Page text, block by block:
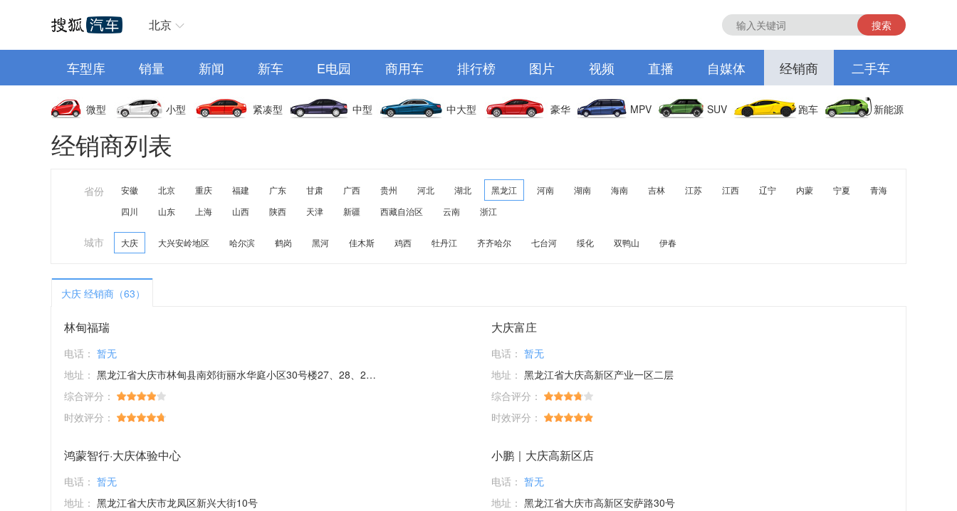
北京 搜索
车型库 销量 新闻 新车 E电园 商用车 排行榜 图片 视频 直播 自媒体 经销商 二手车
微型 小型 紧凑型 中型 中大型 豪华 MPV SUV 跑车 新能源
经销商列表
省份 安徽 北京 重庆 福建 广东 甘肃 广西 贵州 河北 湖北 黑龙江 河南 湖南 海南 吉林 江苏 江西 辽宁 内蒙 宁夏
青海
四川
山东 上海 山西 陕西 天津 新疆 西藏自治区 云南 浙江
城市 大庆 大兴安岭地区 哈尔滨 鹤岗 黑河 佳木斯 鸡西 牡丹江 齐齐哈尔 七台河 绥化 双鸭山 伊春
大庆 经销商（63）
林甸福瑞
电话： 暂无
地址： 黑龙江省大庆市林甸县南郊街丽水华庭小区30号楼27、28、29号商服
综合评分：
时效评分：
大庆富庄
电话： 暂无
地址： 黑龙江省大庆高新区产业一区二层
综合评分：
时效评分：
鸿蒙智行·大庆体验中心
电话： 暂无
地址： 黑龙江省大庆市龙凤区新兴大街10号
小鹏｜大庆高新区店
电话： 暂无
地址： 黑龙江省大庆市高新区安萨路30号